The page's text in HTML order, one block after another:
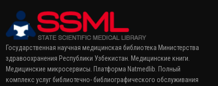
Государственная научная медицинская библиотека Министерства
здравоохранения Республики Узбекистан. Медицинские книги.
Медицинские микросервисы. Платформа Natmedlib. Полный
комплекс услуг библиотечно- библиографического обслуживания